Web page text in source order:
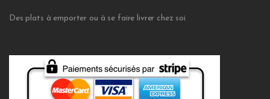
Des plats à emporter ou à se faire livrer chez soi